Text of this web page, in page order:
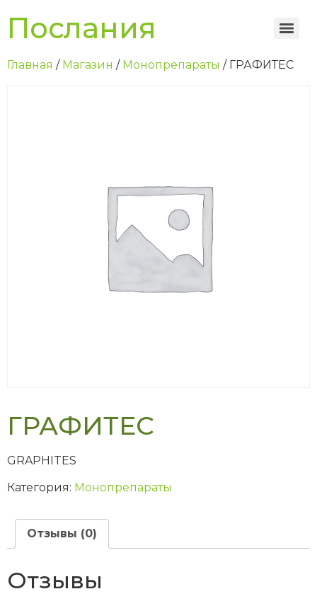
Послания
Главная / Магазин / Монопрепараты / ГРАФИТЕС
ГРАФИТЕС
GRAPHITES
Категория: Монопрепараты
Отзывы (0)
Отзывы